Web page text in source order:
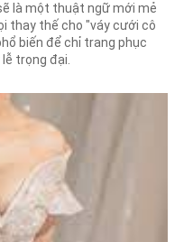
là một thuật ngữ mới mẻ
thay thế cho "váy cưới cô
biến để chỉ trang phục
trọng đại.